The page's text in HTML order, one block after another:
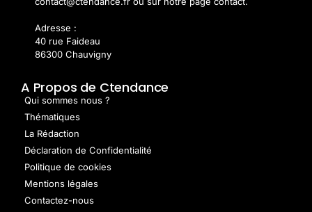
Adresse :
40 rue Faideau
86300 Chauvigny
A Propos de Ctendance
Qui sommes nous ?
Thématiques
La Rédaction
Déclaration de Confidentialité
Politique de cookies
Mentions légales
Contactez-nous